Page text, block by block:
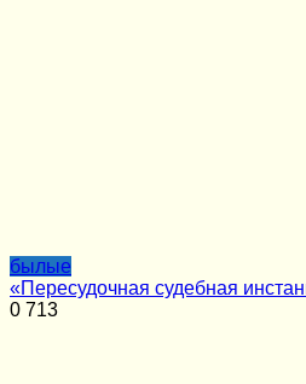
былые
«Пересудочная судебная
0 713